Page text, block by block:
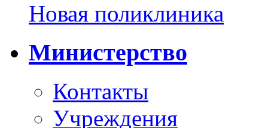
Новая поликлиника
Министерство
Контакты
Учреждения